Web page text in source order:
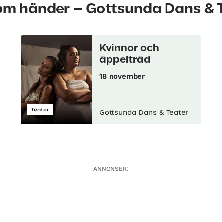
händer – Gottsunda Dans &
Teater
Kvinnor och
äppelträd
18 november
Gottsunda Dans & Teater
ANNONSER: